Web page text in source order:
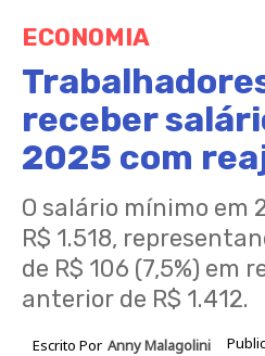
ECONOMIA
receber
2025 com
​O salário mínimo em
R$ 1.518,
de R$ 106 (7,5%) em
anterior de R$ 1.412.
Escrito Por Anny Malagolini